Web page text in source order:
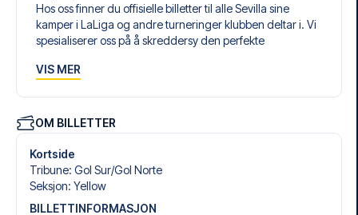
Hos oss finner du offisielle billetter til alle Sevilla sine
kamper i LaLiga og andre turneringer klubben deltar i. Vi
spesialiserer oss på å skreddersy den perfekte
behov.
din egen fotballpakke, tilpasset dine preferanser. Velg
blant et bredt utvalg av fotballbilletter, nøye utvalgte
hoteller for enhver smak og budsjett, samt fleksible fly som
passer deg best.
Når du velger billettype, kan du se hvilken seksjon du skal
VIS MER
OM BILLETTER
Kortside
Tribune: Gol Sur/​Gol Norte
Seksjon: Yellow
BILLETTINFORMASJON